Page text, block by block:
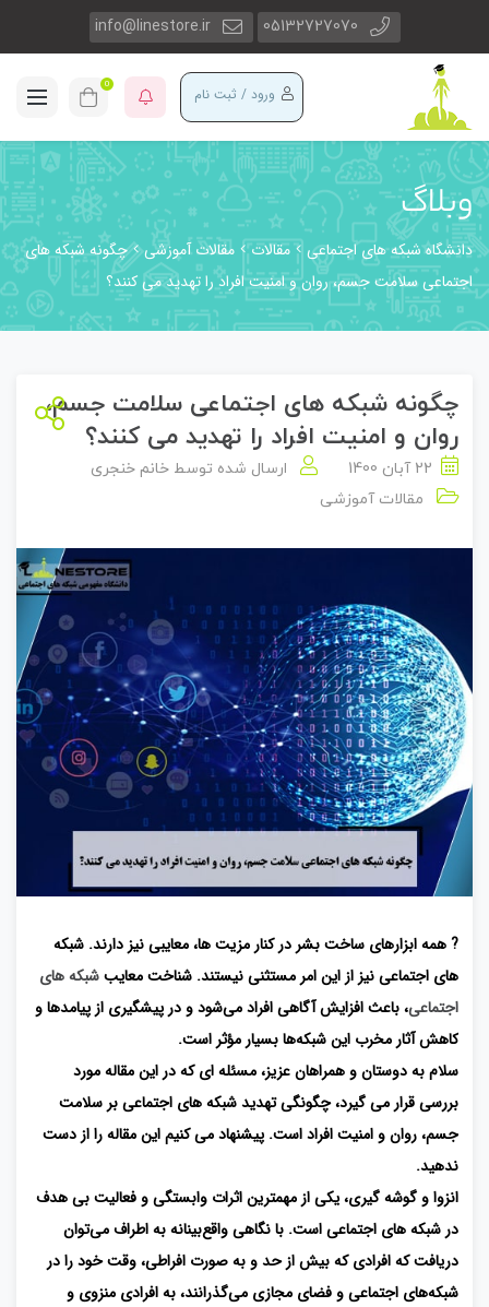
05132727070
info@linestore.ir
ورود / ثبت نام 0
وبلاگ
دانشگاه شبکه های اجتماعی مقالات مقالات آموزشی
چگونه شبکه های
اجتماعی سلامت جسم، روان و امنیت افراد را تهدید می کنند؟
چگونه شبکه های اجتماعی سلامت جسم،
روان و امنیت افراد را تهدید می کنند؟
22 آبان 1400 ارسال شده توسط خانم خنجری
مقالات آموزشی
? همه ابزارهای ساخت بشر در کنار مزیت ها، معایبی نیز دارند. شبکه
های اجتماعی نیز از این امر مستثنی نیستند. شناخت معایبشبکه های
اجتماعی، باعث افزایش آگاهی افراد می‌شود و در پیشگیری از پیامدها و
کاهش آثار مخرب این شبکه‌ها بسیار مؤثر است.
سلام به دوستان و همراهان عزیز، مسئله ای که در این مقاله مورد
بررسی قرار می گیرد، چگونگی تهدید شبکه های اجتماعی بر سلامت
جسم، روان و امنیت افراد است. پیشنهاد می کنیم این مقاله را از دست
ندهید.
انزوا و گوشه گیری، یکی از مهمترین اثرات وابستگی و فعالیت بی هدف
در شبکه های اجتماعی است. با نگاهی واقع‌بینانه به اطراف می‌توان
دریافت که افرادی که بیش از حد و به ‌صورت افراطی، وقت خود را در
شبکه‌های اجتماعی و فضای مجازی می‌گذرانند، به افرادی منزوی و